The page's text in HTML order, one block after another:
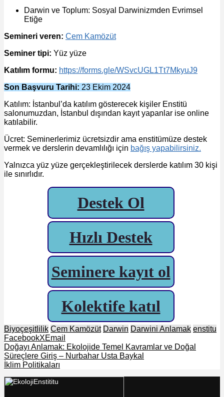
Darwin ve Toplum: Sosyal Darwinizmden Evrimsel
Etiğe
Semineri veren: Cem Kamözüt
Seminer tipi: Yüz yüze
Katılım formu: https://forms.gle/WSvcUGL1Tt7MkyuJ9
Son Başvuru Tarihi: 23 Ekim 2024
Katılım: İstanbul’da katılım gösterecek kişiler Enstitü
salonumuzdan, İstanbul dışından kayıt yapanlar ise online
katılabilir.
Ücret: Seminerlerimiz ücretsizdir ama enstitümüze destek
vermek ve derslerin devamlılığı için bağış yapabilirsiniz.
Yalnızca yüz yüze gerçekleştirilecek derslerde katılım 30 kişi
ile sınırlıdır.
Destek Ol
Hızlı Destek
Seminere kayıt ol
Kolektife katıl
Biyoçeşitlilik Cem Kamözüt Darwin Darwini Anlamak enstitu
FacebookXEmail
Doğayı Anlamak: Ekolojide Temel Kavramlar ve Doğal
Süreçlere Giriş – Nurbahar Usta Baykal
İklim Politikaları